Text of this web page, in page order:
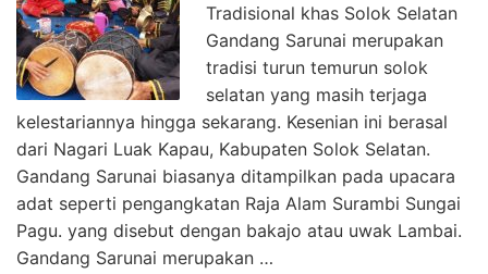
Tradisional khas Solok Selatan
Gandang Sarunai merupakan
tradisi turun temurun solok
selatan yang masih terjaga
kelestariannya hingga sekarang. Kesenian ini berasal
dari Nagari Luak Kapau, Kabupaten Solok Selatan.
Gandang Sarunai biasanya ditampilkan pada upacara
adat seperti pengangkatan Raja Alam Surambi Sungai
Pagu. yang disebut dengan bakajo atau uwak Lambai.
Gandang Sarunai merupakan …